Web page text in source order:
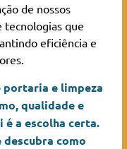
de nossos
tecnologias que
eficiência e
portaria e limpeza
qualidade e
a escolha certa.
como